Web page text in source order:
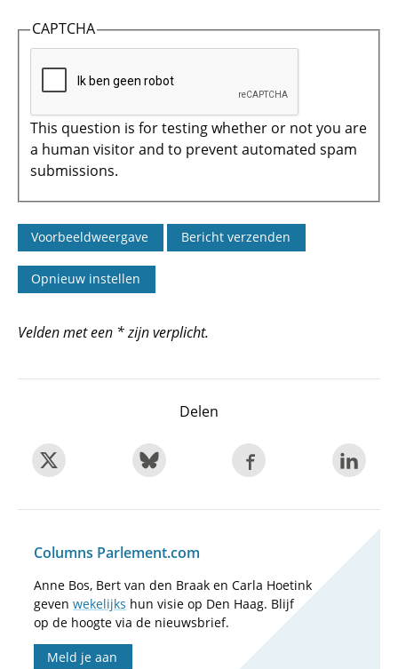
CAPTCHA
This question is for testing whether or not you are
a human visitor and to prevent automated spam
submissions.
Velden met een * zijn verplicht.
Delen
Columns Parlement.com
Anne Bos, Bert van den Braak en Carla Hoetink
geven wekelijks hun visie op Den Haag. Blijf
op de hoogte via de nieuwsbrief.
Meld je aan